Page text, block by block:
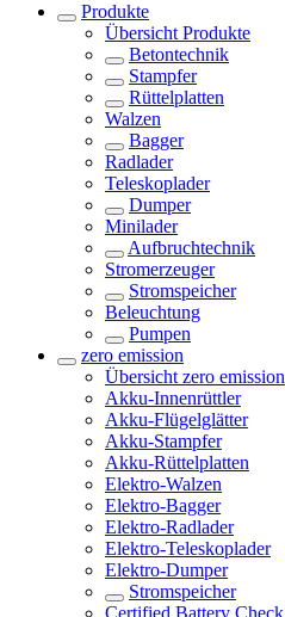
Produkte
Übersicht Produkte
Betontechnik
Stampfer
Rüttelplatten
Walzen
Bagger
Radlader
Teleskoplader
Dumper
Minilader
Aufbruchtechnik
Stromerzeuger
Stromspeicher
Beleuchtung
Pumpen
zero emission
Übersicht zero emission
Akku-Innenrüttler
Akku-Flügelglätter
Akku-Stampfer
Akku-Rüttelplatten
Elektro-Walzen
Elektro-Bagger
Elektro-Radlader
Elektro-Teleskoplader
Elektro-Dumper
Stromspeicher
Certified Battery Check